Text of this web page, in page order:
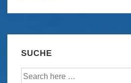
City
SUCHE
Suche